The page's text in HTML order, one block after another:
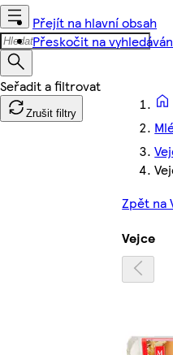
Přejít na hlavní obsah
Přeskočit na
Zrušit filtry
Zpět na
Vejce